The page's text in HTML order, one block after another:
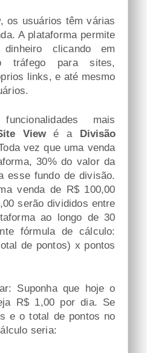
, os usuários têm várias
A plataforma permite
clicando em
tráfego para sites,
links, e até mesmo
Viewé a Divisão
vez que uma venda
30% do valor da
esse fundo de divisão.
venda de R$ 100,00
serão divididos entre
ao longo de 30
fórmula de cálculo:
de pontos) x pontos
R$ 1,00 por dia. Se
e o total de pontos no
seria: